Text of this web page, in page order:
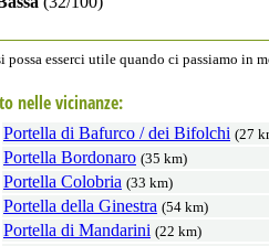
esserci utile quando ci passiamo in
nelle vicinanze:
Portella di Bafurco / dei Bifolchi (27
Portella Bordonaro (35 km)
Portella Colobria (33 km)
Portella della Ginestra (54 km)
Portella di Mandarini (22 km)